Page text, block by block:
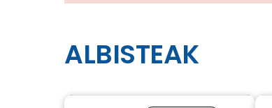
ALBISTEAK